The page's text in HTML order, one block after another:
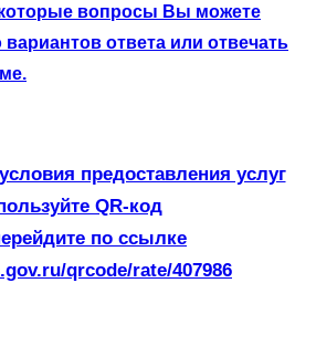
вопросы Вы можете
вариантов ответа или отвечать
предоставления услуг
QR-код
по ссылке
qrcode/rate/407986